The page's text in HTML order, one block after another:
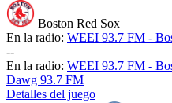
Boston Red Sox
En la radio: WEEI 93.7 FM -
--
En la radio: WEEI 93.7 FM -
Dawg 93.7 FM
Detalles del juego